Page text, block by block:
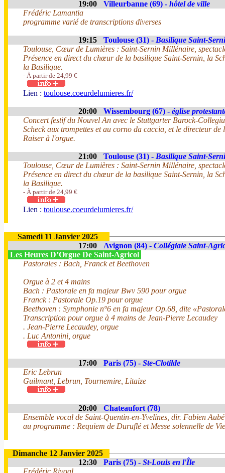
19:00 Villeurbanne (69) - hôtel de ville
Frédéric Lamantia
programme varié de transcriptions diverses
19:15 Toulouse (31) - Basilique Saint-
Toulouse, Cœur de Lumières : Saint-Sernin Millénaire,
Présence en direct du chœur de la basilique Saint-Sernin, la
la Basilique.
- À partir de 24,99 €
Lien : toulouse.coeurdelumieres.fr/
20:00 Wissembourg (67) - église
Concert festif du Nouvel An avec le Stuttgarter Barock-
Scheck aux trompettes et au corno da caccia, et le directeur
Raiser à l'orgue.
21:00 Toulouse (31) - Basilique Saint-
Toulouse, Cœur de Lumières : Saint-Sernin Millénaire,
Présence en direct du chœur de la basilique Saint-Sernin, la
la Basilique.
- À partir de 24,99 €
Lien : toulouse.coeurdelumieres.fr/
Samedi 11 Janvier 2025
17:00
Avignon (84) - Collégiale Saint-
Les Heures D’Orgue De Saint-Agricol
Pastorales : Bach, Franck et Beethoven
Orgue à 2 et 4 mains
Bach : Pastorale en fa majeur Bwv 590 pour orgue
Franck : Pastorale Op.19 pour orgue
Beethoven : Symphonie n°6 en fa majeur Op.68, dite
Transcription pour orgue à 4 mains de Jean-Pierre Lecaudey
. Jean-Pierre Lecaudey, orgue
. Luc Antonini, orgue
17:00 Paris (75) - Ste-Clotilde
Eric Lebrun
Guilmant, Lebrun, Tournemire, Litaize
20:00
Chateaufort (78)
Ensemble vocal de Saint-Quentin-en-Yvelines, dir. Fabien
au programme : Requiem de Duruflé et Messe solennelle de
Dimanche 12 Janvier 2025
12:30
Paris (75) - St-Louis en l'Île
Frédéric Rivoal.